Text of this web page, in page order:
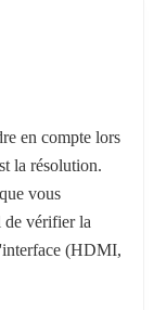
en compte lors
la résolution.
vous
de vérifier la
(HDMI,